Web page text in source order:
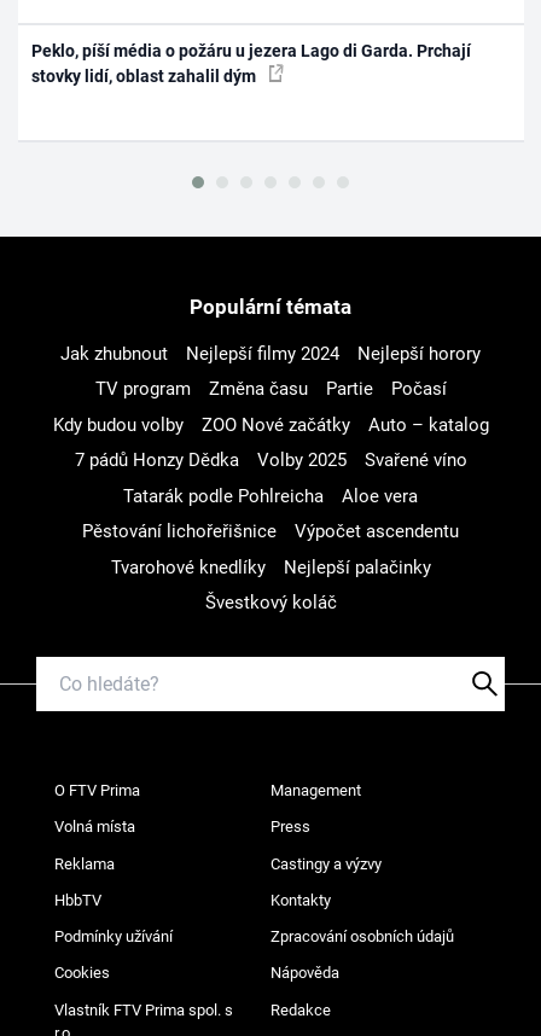
Peklo, píší média o požáru u jezera Lago di Garda. Prchají
stovky lidí, oblast zahalil dým
Populární témata
Jak zhubnout Nejlepší filmy 2024
Nejlepší horory
TV program
Změna času Partie
Počasí
Kdy budou volby
ZOO Nové začátky
Auto – katalog
7 pádů Honzy Dědka
Volby 2025
Svařené víno
Tatarák podle Pohlreicha
Aloe vera
Pěstování lichořeřišnice
Výpočet ascendentu
Tvarohové knedlíky
Nejlepší palačinky
Švestkový koláč
O FTV Prima Management
Volná místa Press
Reklama Castingy a výzvy
HbbTV Kontakty
Podmínky užívání Zpracování osobních údajů
Cookies Nápověda
Vlastník FTV Prima spol. s
r.o.
Redakce